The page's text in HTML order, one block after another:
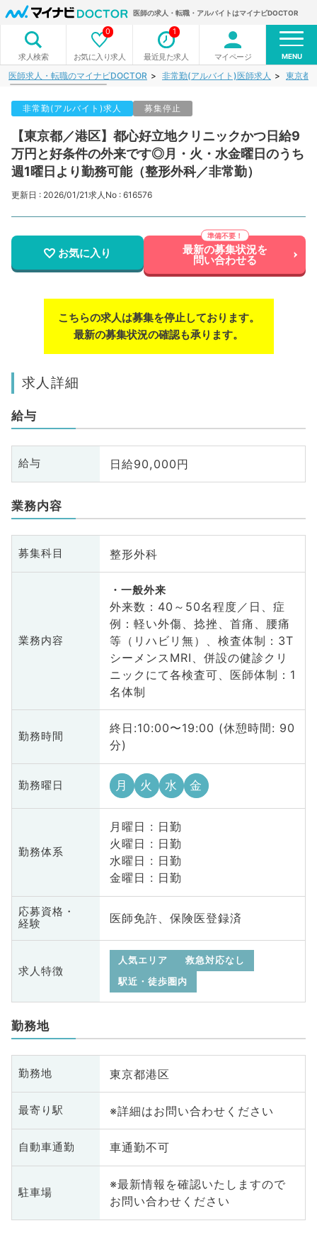
医師の求人・転職・アルバイトはマイナビDOCTOR
求人検索 お気に入り求人
0
最近見た求人
1
マイページ MENU
医師求人・転職のマイナビDOCTOR 非常勤(アルバイト)医師求人 東京都
非常勤(アルバイト)求人 募集停止
【東京都／港区】都心好立地クリニックかつ日給9
万円と好条件の外来です◎月・火・水金曜日のうち
週1曜日より勤務可能（整形外科／非常勤）
更新日 : 2026/01/21求人No : 616576
お気に入り 最新の募集状況を
問い合わせる
こちらの求人は募集を停止しております。
最新の募集状況の確認も承ります。
求人詳細
給与
給与 日給90,000円
業務内容
募集科目 整形外科
業務内容
一般外来
外来数：40～50名程度／日、症
例：軽い外傷、捻挫、首痛、腰痛
等（リハビリ無）、検査体制：3T
シーメンスMRI、併設の健診クリ
ニックにて各検査可、医師体制：1
名体制
勤務時間
終日:10:00〜19:00 (休憩時間: 90
分)
勤務曜日 月 火 水 金
勤務体系
月曜日 : 日勤
火曜日 : 日勤
水曜日 : 日勤
金曜日 : 日勤
応募資格・
経験
医師免許、保険医登録済
求人特徴
人気エリア
救急対応なし
駅近・徒歩圏内
勤務地
勤務地 東京都港区
最寄り駅 ※詳細はお問い合わせください
自動車通勤 車通勤不可
駐車場
※最新情報を確認いたしますので
お問い合わせください